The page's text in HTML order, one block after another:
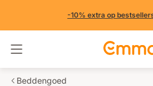
-10% extra op
Navigatie in- en uitschakelen
Beddengoed